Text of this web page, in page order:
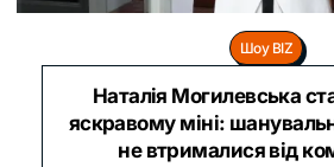
Шоу BIZ
Наталія Могилевська
яскравому міні:
не втрималися від